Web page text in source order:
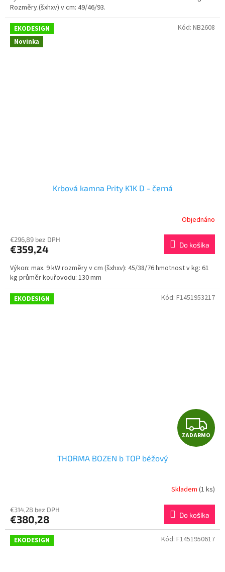
Rozměry.(šxhxv) v cm: 49/46/93.
EKODESIGN
Novinka
Krbová kamna Prity K1K D - černá
Objednáno
€296,89 bez DPH
€359,24 Do košíka
Výkon: max. 9 kW rozměry v cm (šxhxv): 45/38/76 hmotnost v kg: 61
kg průměr kouřovodu: 130 mm
Kód: NB2608
EKODESIGN
Z
A
A
R
M
ZADARMO
THORMA BOZEN b TOP béžový
Skladem (1 ks)
€314,28 bez DPH
€380,28 Do košíka
Kód: F1451953217
EKODESIGN Kód: F1451950617